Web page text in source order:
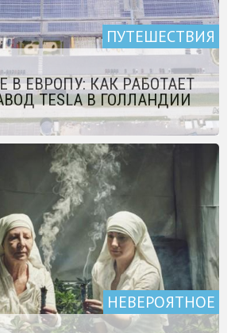
ПУТЕШЕСТВИЯ
В ЕВРОПУ: КАК РАБОТАЕТ
TESLA В ГОЛЛАНДИИ
НЕВЕРОЯТНОЕ